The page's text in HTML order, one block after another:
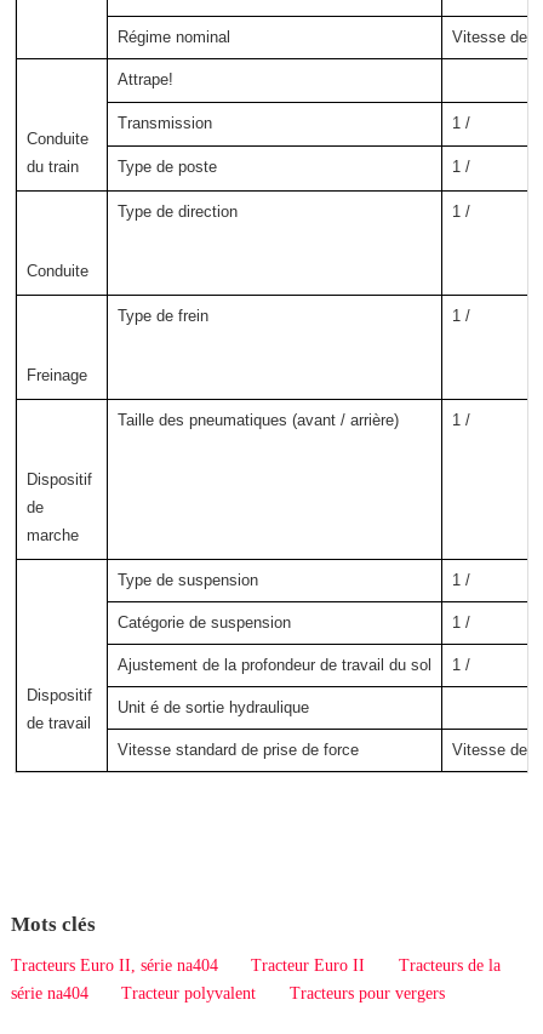
Régime nominal Vitesse de
Conduite
du train
Attrape!
Transmission 1 /
Type de poste 1 /
Conduite
Type de direction 1 /
Freinage
Type de frein 1 /
Dispositif
de
marche
Taille des pneumatiques (avant / arrière) 1 /
Dispositif
de travail
Type de suspension 1 /
Catégorie de suspension 1 /
Ajustement de la profondeur de travail du sol 1 /
Unit é de sortie hydraulique
Vitesse standard de prise de force Vitesse de
Mots clés
Tracteurs Euro II, série na404 Tracteur Euro II
Tracteurs de la
série na404
Tracteur polyvalent Tracteurs pour vergers